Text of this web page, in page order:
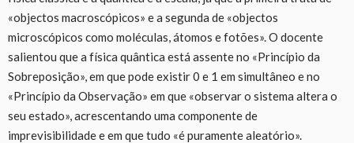
«objectos macroscópicos» e a segunda de «objectos
microscópicos como moléculas, átomos e fotões». O docente
salientou que a física quântica está assente no «Princípio da
Sobreposição», em que pode existir 0 e 1 em simultâneo e no
«Princípio da Observação» em que «observar o sistema altera o
seu estado», acrescentando uma componente de
imprevisibilidade e em que tudo «é puramente aleatório».